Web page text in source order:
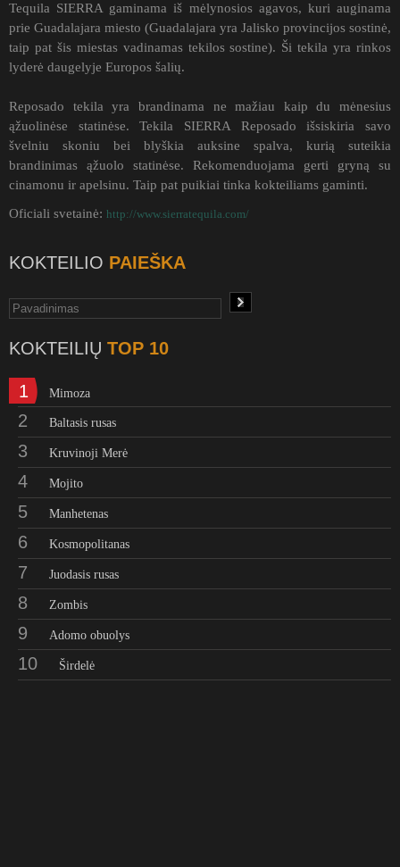
Tequila SIERRA gaminama iš mėlynosios agavos, kuri auginama
prie Guadalajara miesto (Guadalajara yra Jalisko provincijos sostinė,
taip pat šis miestas vadinamas tekilos sostine). Ši tekila yra rinkos
lyderė daugelyje Europos šalių.
Reposado tekila yra brandinama ne mažiau kaip du mėnesius
ąžuolinėse statinėse. Tekila SIERRA Reposado išsiskiria savo
švelniu skoniu bei blyškia auksine spalva, kurią suteikia
brandinimas ąžuolo statinėse. Rekomenduojama gerti gryną su
cinamonu ir apelsinu. Taip pat puikiai tinka kokteiliams gaminti.
Oficiali svetainė: http://www.sierratequila.com/
KOKTEILIO PAIEŠKA
KOKTEILIŲ TOP 10
1 Mimoza
2 Baltasis rusas
3 Kruvinoji Merė
4 Mojito
5 Manhetenas
6 Kosmopolitanas
7 Juodasis rusas
8 Zombis
9 Adomo obuolys
10 Širdelė